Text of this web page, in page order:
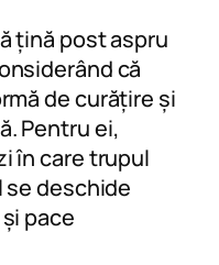
țină post aspru
că
de curățire și
Pentru ei,
în care trupul
deschide
pace